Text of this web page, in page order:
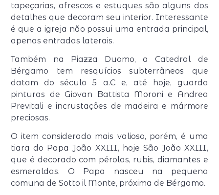
tapeçarias, afrescos e estuques são alguns dos
detalhes que decoram seu interior. Interessante
é que a igreja não possui uma entrada principal,
apenas entradas laterais.
Também na Piazza Duomo, a Catedral de
Bérgamo tem resquícios subterrâneos que
datam do século 5 a.C e, até hoje, guarda
pinturas de Giovan Battista Moroni e Andrea
Previtali e incrustações de madeira e mármore
preciosas.
O item considerado mais valioso, porém, é uma
tiara do Papa João XXIII, hoje São João XXIII,
que é decorado com pérolas, rubis, diamantes e
esmeraldas. O Papa nasceu na pequena
comuna de Sotto il Monte, próxima de Bérgamo.